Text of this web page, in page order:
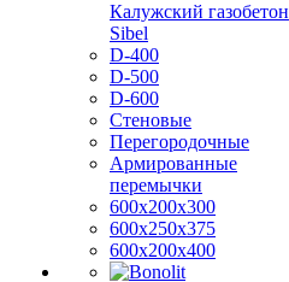
Калужский газобетон
Sibel
D-400
D-500
D-600
Стеновые
Перегородочные
Армированные
перемычки
600х200х300
600х250х375
600х200х400